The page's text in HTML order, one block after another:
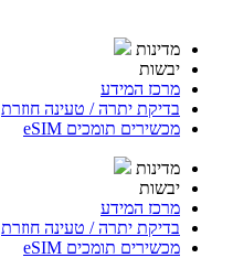
מדינות
יבשות
מרכז המידע
בדיקת יתרה / טעינה חוזרת
מכשירים תומכים eSIM
מדינות
יבשות
מרכז המידע
בדיקת יתרה / טעינה חוזרת
מכשירים תומכים eSIM